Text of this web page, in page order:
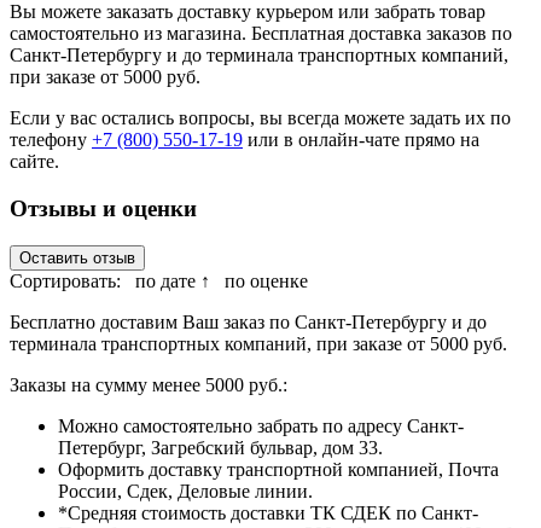
Вы можете заказать доставку курьером или забрать товар
самостоятельно из магазина. Бесплатная доставка заказов по
Санкт-Петербургу и до терминала транспортных компаний,
при заказе от 5000 руб.
Если у вас остались вопросы, вы всегда можете задать их по
телефону +7 (800) 550-17-19 или в онлайн-чате прямо на
сайте.
Отзывы и оценки
Оставить отзыв
Сортировать: по дате ↑
по оценке
Бесплатно доставим Ваш заказ по Санкт-Петербургу и до
терминала транспортных компаний, при заказе от 5000 руб.
Заказы на сумму менее 5000 руб.:
Можно самостоятельно забрать по адресу Санкт-
Петербург, Загребский бульвар, дом 33.
Оформить доставку транспортной компанией, Почта
России, Сдек, Деловые линии.
*Средняя стоимость доставки ТК СДЕК по Санкт-